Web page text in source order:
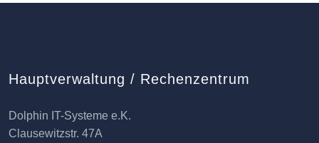
Hauptverwaltung / Rechenzentrum
Dolphin IT-Systeme e.K.
Clausewitzstr. 47A